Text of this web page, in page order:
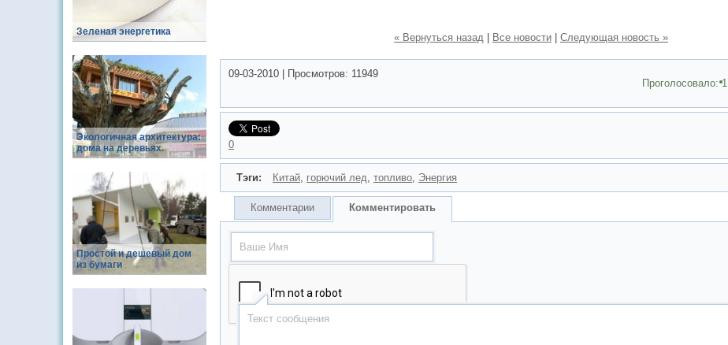
Зеленая энергетика
Экологичная архитектура:
дома на деревьях.
Простой и дешевый дом
из бумаги
« Вернуться назад Все новости Следующая новость »
09-03-2010 Просмотров: 11949
Проголосовало:1
0
Тэги: Китай, горючий лед, топливо, Энергия
Комментарии Комментировать